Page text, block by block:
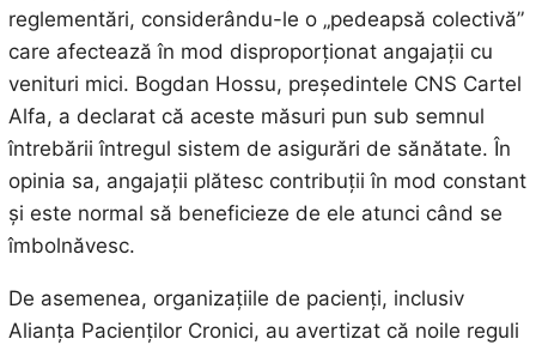
reglementări, considerându-le o „pedeapsă colectivă”
care afectează în mod disproporționat angajații cu
venituri mici. Bogdan Hossu, președintele CNS Cartel
Alfa, a declarat că aceste măsuri pun sub semnul
întrebării întregul sistem de asigurări de sănătate. În
opinia sa, angajații plătesc contribuții în mod constant
și este normal să beneficieze de ele atunci când se
îmbolnăvesc.
De asemenea, organizațiile de pacienți, inclusiv
Alianța Pacienților Cronici, au avertizat că noile reguli